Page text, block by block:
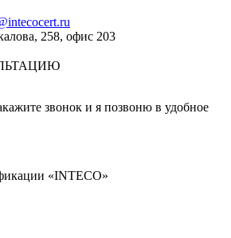
258, офис 203
звонок и я позвоню в удобное
«INTECO»